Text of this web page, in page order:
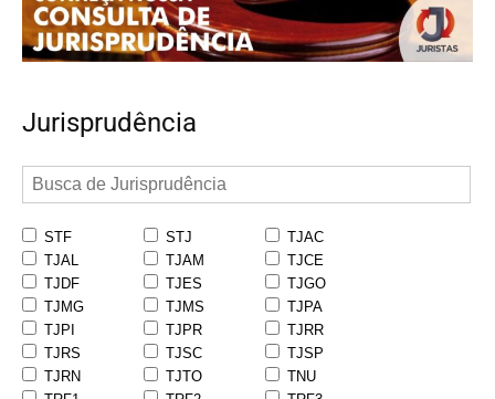
Jurisprudência
STF STJ
TJAC
TJAL
TJAM
TJCE
TJDF
TJES
TJGO
TJMG
TJMS
TJPA
TJPI
TJPR
TJRR
TJRS
TJSC
TJSP
TJRN
TJTO
TNU